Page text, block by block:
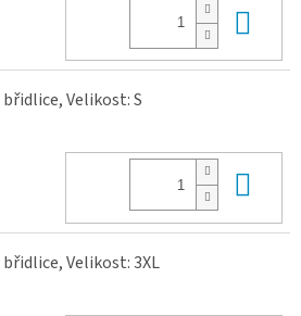
Velikost: S
Velikost: 3XL